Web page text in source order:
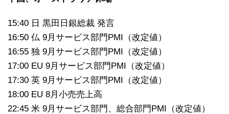
15:40 日 黒田日銀総裁 発言
16:50 仏 9月サービス部門PMI（改定値）
16:55 独 9月サービス部門PMI（改定値）
17:00 EU 9月サービス部門PMI（改定値）
17:30 英 9月サービス部門PMI（改定値）
18:00 EU 8月小売売上高
22:45 米 9月サービス部門、総合部門PMI（改定値）